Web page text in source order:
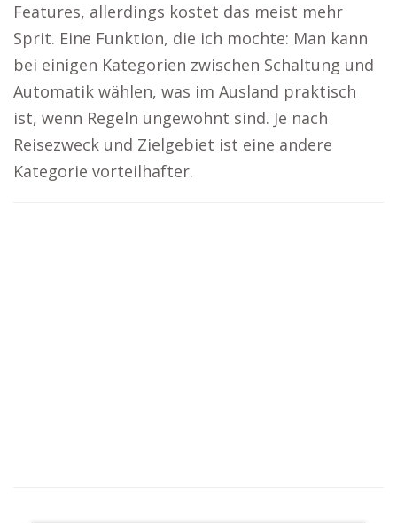
Features, allerdings kostet das meist mehr
Sprit. Eine Funktion, die ich mochte: Man kann
bei einigen Kategorien zwischen Schaltung und
Automatik wählen, was im Ausland praktisch
ist, wenn Regeln ungewohnt sind. Je nach
Reisezweck und Zielgebiet ist eine andere
Kategorie vorteilhafter.